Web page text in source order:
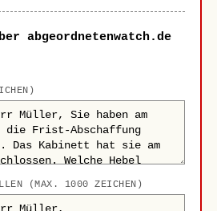
abgeordnetenwatch.de
(MAX. 1000 ZEICHEN)